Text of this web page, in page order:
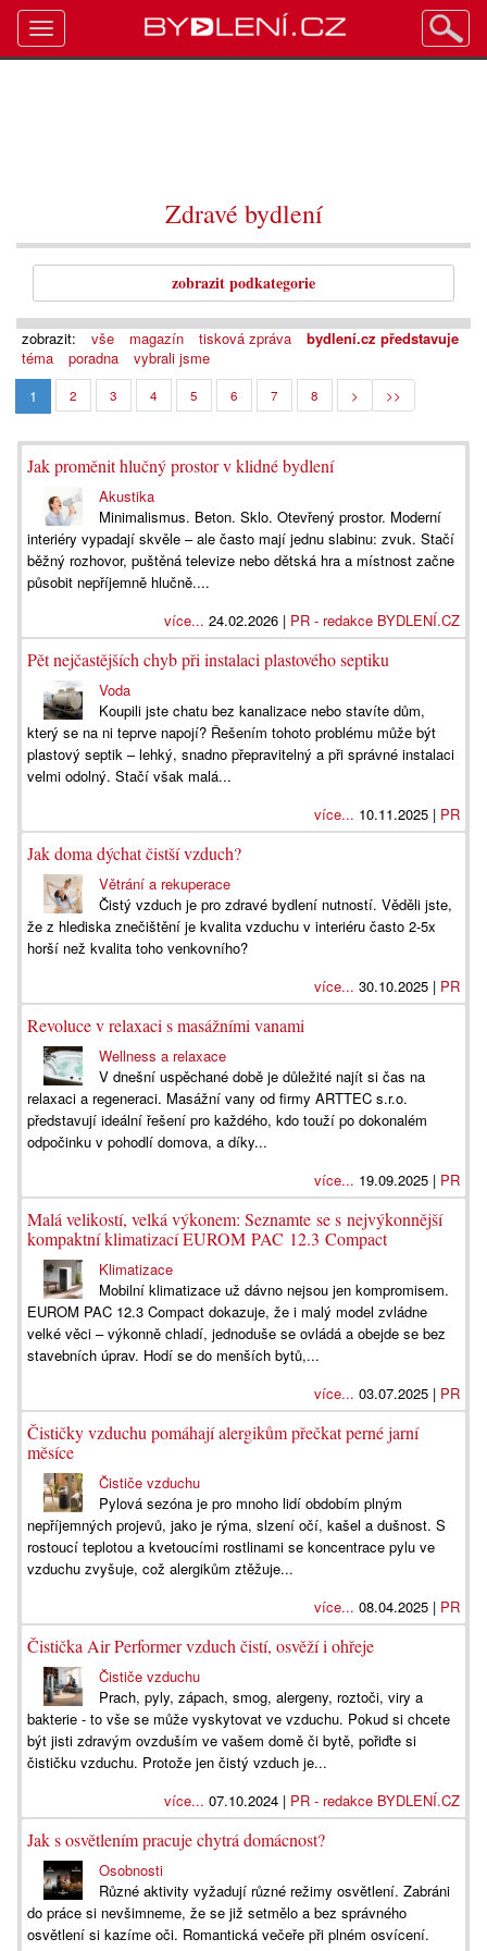
Zdravé bydlení
zobrazit podkategorie
zobrazit: vše magazín tisková zpráva
bydlení.cz představuje
téma
poradna
vybrali jsme
1
2 3 4 5 6 7 8 > >>
Jak proměnit hlučný prostor v klidné bydlení
Akustika
Minimalismus. Beton. Sklo. Otevřený prostor. Moderní
interiéry vypadají skvěle – ale často mají jednu slabinu: zvuk. Stačí
běžný rozhovor, puštěná televize nebo dětská hra a místnost začne
působit nepříjemně hlučně....
více... 24.02.2026 | PR - redakce BYDLENÍ.CZ
Pět nejčastějších chyb při instalaci plastového septiku
Voda
Koupili jste chatu bez kanalizace nebo stavíte dům,
který se na ni teprve napojí? Řešením tohoto problému může být
plastový septik – lehký, snadno přepravitelný a při správné instalaci
velmi odolný. Stačí však malá...
více... 10.11.2025 | PR
Jak doma dýchat čistší vzduch?
Větrání a rekuperace
Čistý vzduch je pro zdravé bydlení nutností. Věděli jste,
že z hlediska znečištění je kvalita vzduchu v interiéru často 2-5x
horší než kvalita toho venkovního?
více... 30.10.2025 | PR
Revoluce v relaxaci s masážními vanami
Wellness a relaxace
V dnešní uspěchané době je důležité najít si čas na
relaxaci a regeneraci. Masážní vany od firmy ARTTEC s.r.o.
představují ideální řešení pro každého, kdo touží po dokonalém
odpočinku v pohodlí domova, a díky...
více... 19.09.2025 | PR
Malá velikostí, velká výkonem: Seznamte se s nejvýkonnější
kompaktní klimatizací EUROM PAC 12.3 Compact
Klimatizace
Mobilní klimatizace už dávno nejsou jen kompromisem.
EUROM PAC 12.3 Compact dokazuje, že i malý model zvládne
velké věci – výkonně chladí, jednoduše se ovládá a obejde se bez
stavebních úprav. Hodí se do menších bytů,...
více... 03.07.2025 | PR
Čističky vzduchu pomáhají alergikům přečkat perné jarní
měsíce
Čističe vzduchu
Pylová sezóna je pro mnoho lidí obdobím plným
nepříjemných projevů, jako je rýma, slzení očí, kašel a dušnost. S
rostoucí teplotou a kvetoucími rostlinami se koncentrace pylu ve
vzduchu zvyšuje, což alergikům ztěžuje...
více... 08.04.2025 | PR
Čistička Air Performer vzduch čistí, osvěží i ohřeje
Čističe vzduchu
Prach, pyly, zápach, smog, alergeny, roztoči, viry a
bakterie - to vše se může vyskytovat ve vzduchu. Pokud si chcete
být jisti zdravým ovzduším ve vašem domě či bytě, pořiďte si
čističku vzduchu. Protože jen čistý vzduch je...
více... 07.10.2024 | PR - redakce BYDLENÍ.CZ
Jak s osvětlením pracuje chytrá domácnost?
Osobnosti
Různé aktivity vyžadují různé režimy osvětlení. Zabráni
do práce si nevšimneme, že se již setmělo a bez správného
osvětlení si kazíme oči. Romantická večeře při plném osvícení.
Toggle
navigation